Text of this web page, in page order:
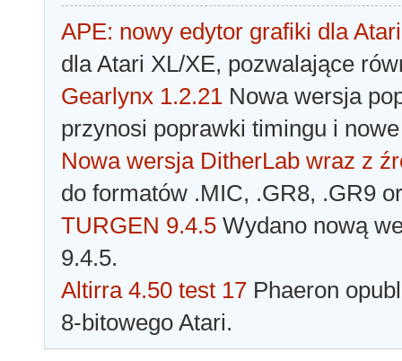
APE: nowy edytor grafiki dla Atari
dla Atari XL/XE, pozwalające
Gearlynx 1.2.21 Nowa wersja
przynosi poprawki timingu i
Nowa wersja DitherLab wraz z
do formatów .MIC, .GR8, .GR9
TURGEN 9.4.5 Wydano nową
9.4.5.
Altirra 4.50 test 17 Phaeron
8-bitowego Atari.